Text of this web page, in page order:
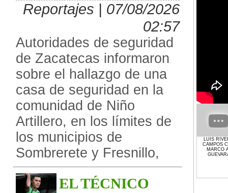
Reportajes | 07/08/2026
02:57
Autoridades de seguridad
de Zacatecas informaron
sobre el hallazgo de una
casa de seguridad en la
comunidad de Niño
Artillero, en los límites de
los municipios de
Sombrerete y Fresnillo,
EL TÉCNICO
LUIS
CAMPOS
MARCO